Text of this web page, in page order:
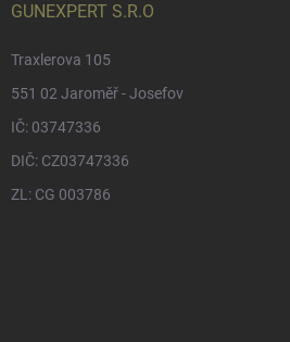
GUNEXPERT S.R.O
Traxlerova 105
551 02 Jaroměř - Josefov
IČ: 03747336
DIČ: CZ03747336
ZL: CG 003786